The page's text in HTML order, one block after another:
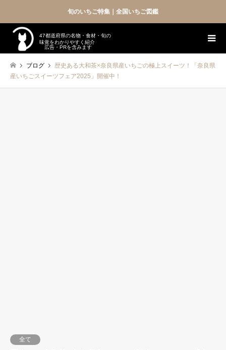
旬のいちご特集｜全国いちご図鑑
47都道府県の名物・食材・旬の
味覚をわかりやすく紹介
広告・PRを含みます
ブログ
歴史ある大和茶×奈良県産いちごの極上スイーツ！「奈良県
産いちごスイーツフェア2025」開催中！
全て